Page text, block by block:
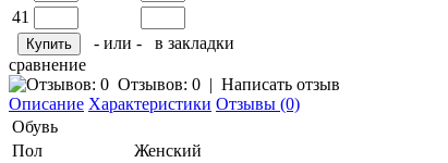
41
- или -
в закладки
сравнение
Отзывов: 0 | Написать отзыв
Описание Характеристики Отзывы (0)
Обувь
Пол
Женский